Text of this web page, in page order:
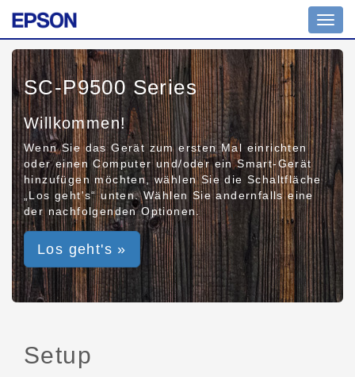
SC-P9500 Series
Willkommen!
Wenn Sie das Gerät zum ersten Mal einrichten
oder einen Computer und/oder ein Smart-Gerät
hinzufügen möchten, wählen Sie die Schaltfläche
„Los geht's“ unten. Wählen Sie andernfalls eine
der nachfolgenden Optionen.
Los geht's »
Setup